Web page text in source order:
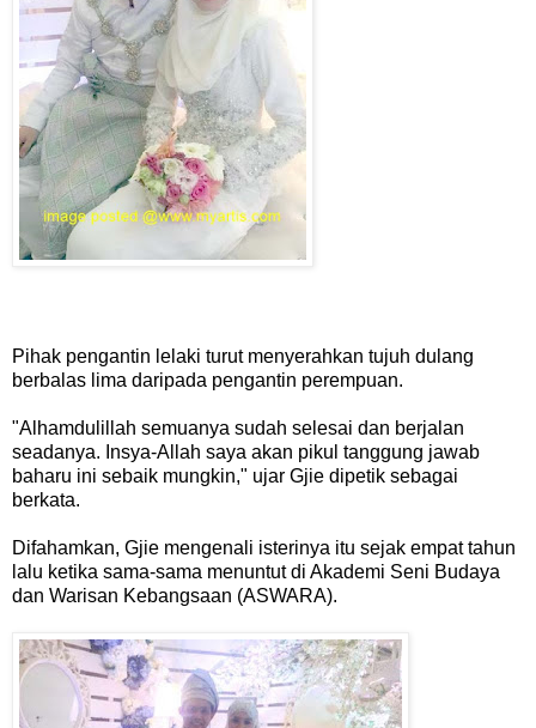
Pihak pengantin lelaki turut menyerahkan tujuh dulang
berbalas lima daripada pengantin perempuan.
"Alhamdulillah semuanya sudah selesai dan berjalan
seadanya. Insya-Allah saya akan pikul tanggung jawab
baharu ini sebaik mungkin," ujar Gjie dipetik sebagai
berkata.
Difahamkan, Gjie mengenali isterinya itu sejak empat tahun
lalu ketika sama-sama menuntut di Akademi Seni Budaya
dan Warisan Kebangsaan (ASWARA).